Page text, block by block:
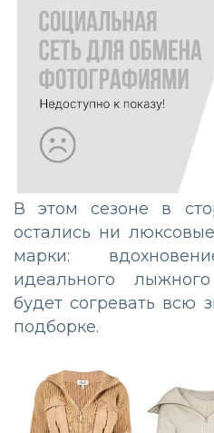
В этом сезоне в
остались ни
марки:
идеального
будет согревать всю
подборке.